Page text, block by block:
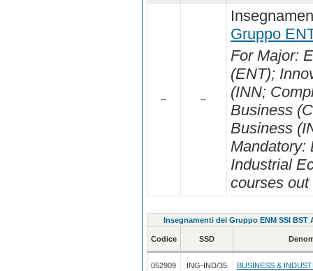
-- --
Gruppo
For Major:
(ENT);
(INN;
Business
Business
Mandatory:
Industrial
courses
Insegnamenti del Gruppo ENM SSI BST
Codice SSD
052909 ING-IND/35 BUSINESS &